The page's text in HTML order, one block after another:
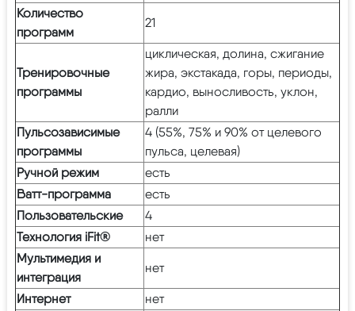
Количество
программ
21
Тренировочные
программы
циклическая, долина, сжигание
жира, экстакада, горы, периоды,
кардио, выносливость, уклон,
ралли
Пульсозависимые
программы
4 (55%, 75% и 90% от целевого
пульса, целевая)
Ручной режим
есть
Ватт-программа
есть
Пользовательские
4
Технология iFit®
нет
Мультимедия и
интеграция
нет
Интернет
нет